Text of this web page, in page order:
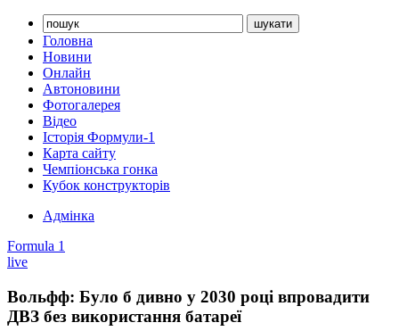
Головна
Новини
Онлайн
Автоновини
Фотогалерея
Відео
Історія Формули-1
Карта сайту
Чемпіонська гонка
Кубок конструкторів
Адмінка
Formula 1
live
Вольфф: Було б дивно у 2030 році впровадити
ДВЗ без використання батареї